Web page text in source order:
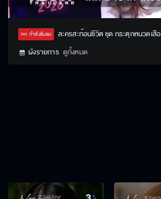
UnmuteStream
Type
กำลังรับชม
ละครสะท้อนชีวิต ชุด กระตุกหนวดเสือ
ผังรายการ ดูทั้งหมด